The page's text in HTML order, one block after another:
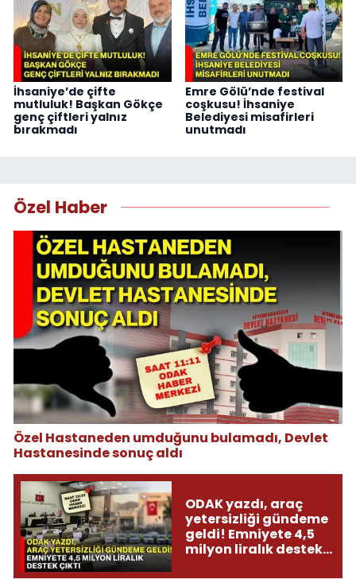
İhsaniye’de çifte
mutluluk! Başkan Gökçe
genç çiftleri yalnız
bırakmadı
Emre Gölü’nde festival
coşkusu! İhsaniye
Belediyesi misafirleri
unutmadı
Özel Haber
Özel Hastaneden umduğunu bulamadı, Devlet
Hastanesinde sonuç aldı
ODAK yazdı, araç
yetersizliği gündeme
geldi! Emniyete 4,5
milyon liralık destek